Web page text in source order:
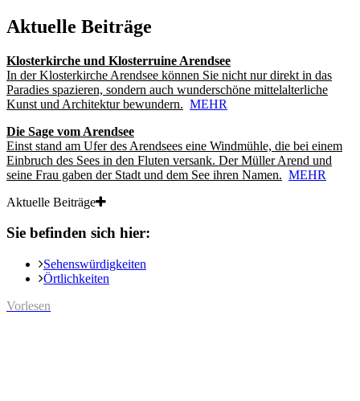
Aktuelle Beiträge
Klosterkirche und Klosterruine Arendsee
In der Klosterkirche Arendsee können Sie nicht nur direkt in das
Paradies spazieren, sondern auch wunderschöne mittelalterliche
Kunst und Architektur bewundern. MEHR
Die Sage vom Arendsee
Einst stand am Ufer des Arendsees eine Windmühle, die bei einem
Einbruch des Sees in den Fluten versank. Der Müller Arend und
seine Frau gaben der Stadt und dem See ihren Namen. MEHR
Aktuelle Beiträge
Sie befinden sich hier:
Sehenswürdigkeiten
Örtlichkeiten
Vorlesen